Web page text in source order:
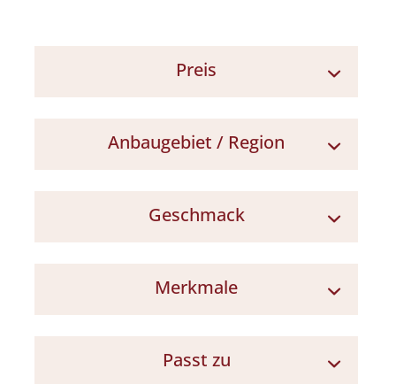
Preis
Anbaugebiet / Region
NorditalienGeschmack
vollmundigMerkmale
beliebte Sommerweine
Passt zu